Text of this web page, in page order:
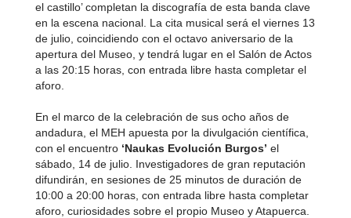
el castillo’ completan la discografía de esta banda clave
en la escena nacional. La cita musical será el viernes 13
de julio, coincidiendo con el octavo aniversario de la
apertura del Museo, y tendrá lugar en el Salón de Actos
a las 20:15 horas, con entrada libre hasta completar el
aforo.
En el marco de la celebración de sus ocho años de
andadura, el MEH apuesta por la divulgación científica,
con el encuentro ‘Naukas Evolución Burgos’ el
sábado, 14 de julio. Investigadores de gran reputación
difundirán, en sesiones de 25 minutos de duración de
10:00 a 20:00 horas, con entrada libre hasta completar
aforo, curiosidades sobre el propio Museo y Atapuerca.